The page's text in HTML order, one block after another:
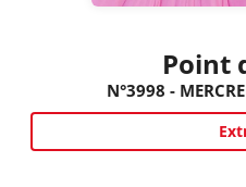
Point
N°3998 -